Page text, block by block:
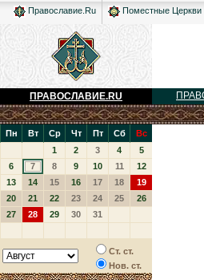
Православие.Ru Поместные Церкви
ПРАВОСЛАВИЕ.RU
Пн Вт Ср Чт Пт Сб
Вс
1
2 3 4
5
6
7 8 9 10 11
12
13
14 15 16 17 18
19
20
21 22 23 24 25
26
27
28 29 30 31
Ст. ст.
Нов. ст.